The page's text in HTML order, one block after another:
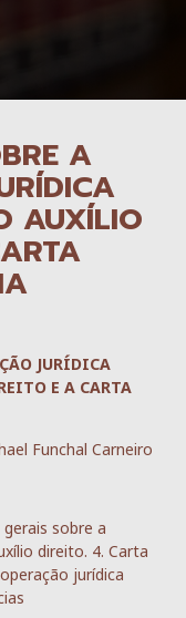
A
AUXÍLIO
JURÍDICA
E A CARTA
Funchal Carneiro
sobre a
direito. 4. Carta
jurídica